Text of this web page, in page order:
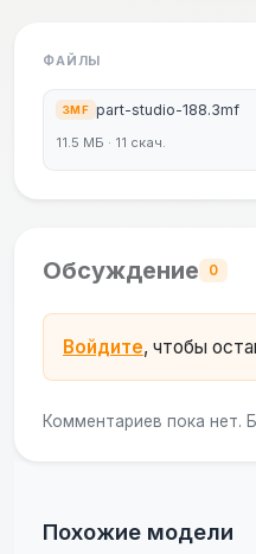
ФАЙЛЫ
3MF part-studio-188.3mf
11.5 МБ · 11 скач.
Обсуждение 0
Войдите, чтобы
Комментариев пока нет.
Похожие модели